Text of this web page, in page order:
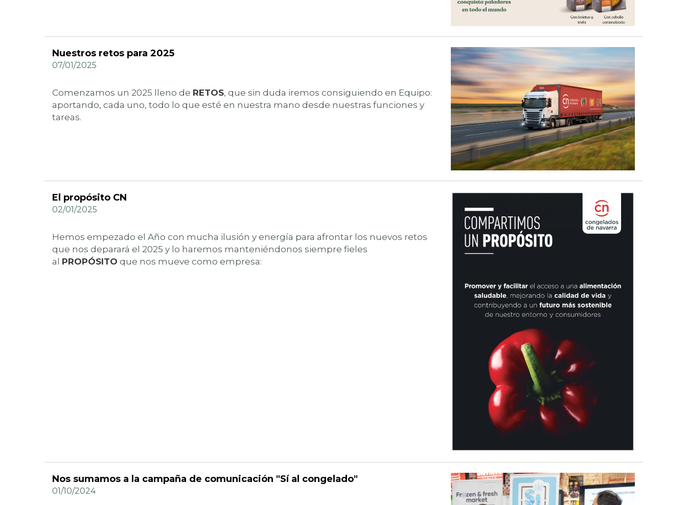
Nuestros retos para 2025
07/01/2025
Comenzamos un 2025 lleno de RETOS, que sin duda iremos consiguiendo en Equipo:
aportando, cada uno, todo lo que esté en nuestra mano desde nuestras funciones y
tareas.
El propósito CN
02/01/2025
Hemos empezado el Año con mucha ilusión y energía para afrontar los nuevos retos
que nos deparará el 2025 y lo haremos manteniéndonos siempre fieles
al PROPÓSITO que nos mueve como empresa:
Nos sumamos a la campaña de comunicación "Sí al congelado"
01/10/2024